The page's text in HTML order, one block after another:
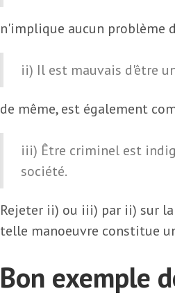
n'implique aucun problème
ii) Il est mauvais d'être
de même, est également
iii) Être criminel est
société.
Rejeter ii) ou iii) par ii) sur
telle manoeuvre constitue
Bon exemple